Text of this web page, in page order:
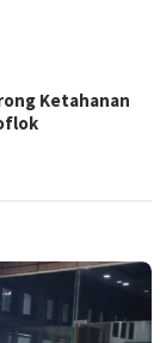
Ketahanan